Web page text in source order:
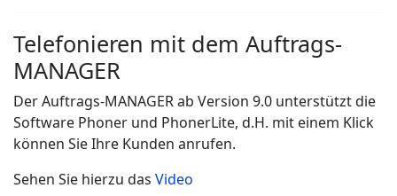
Telefonieren mit dem Auftrags-
MANAGER
Der Auftrags-MANAGER ab Version 9.0 unterstützt die
Software Phoner und PhonerLite, d.H. mit einem Klick
können Sie Ihre Kunden anrufen.
Sehen Sie hierzu das Video